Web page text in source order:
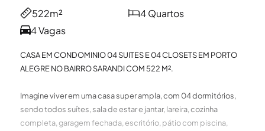
522m²
4 Quartos
4 Vagas
CASA EM CONDOMINIO 04 SUITES E 04 CLOSETS EM PORTO
ALEGRE NO BAIRRO SARANDI COM 522 M².
Imagine viver em uma casa super ampla, com 04 dormitórios,
sendo todos suítes, sala de estar e jantar, lareira, cozinha
completa, garagem fechada, escritório, pátio com piscina,